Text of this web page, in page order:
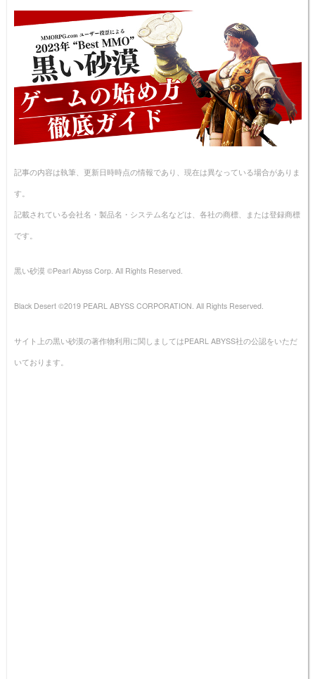
記事の内容は執筆、更新日時時点の情報であり、現在は異なっている場合がありま
す。
記載されている会社名・製品名・システム名などは、各社の商標、または登録商標
です。
黒い砂漠 ©Pearl Abyss Corp. All Rights Reserved.
Black Desert ©2019 PEARL ABYSS CORPORATION. All Rights Reserved.
サイト上の黒い砂漠の著作物利用に関しましてはPEARL ABYSS社の公認をいただ
いております。